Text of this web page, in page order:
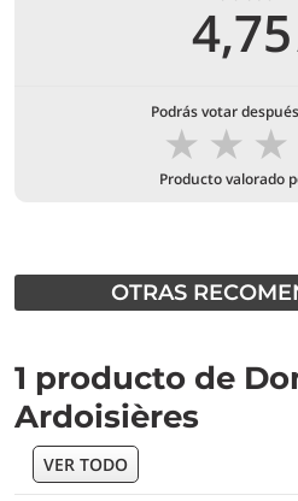
4,75
Podrás votar
★
★
★
Producto valorado
OTRAS
1 producto de
Ardoisières
VER TODO